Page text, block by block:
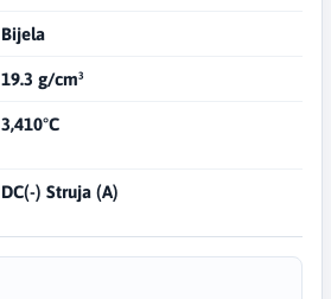
Bijela
19.3 g/cm³
3,410°C
DC(-) Struja (A)